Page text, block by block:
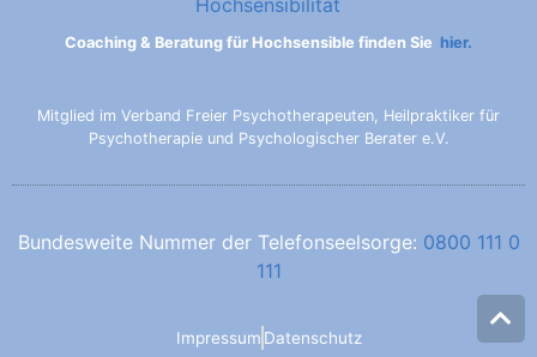
Coaching & Beratung für Hochsensible finden Sie hier.
Mitglied im Verband Freier Psychotherapeuten, Heilpraktiker für
Psychotherapie und Psychologischer Berater e.V.
Bundesweite Nummer der Telefonseelsorge: 0800 111 0
111
Impressum Datenschutz